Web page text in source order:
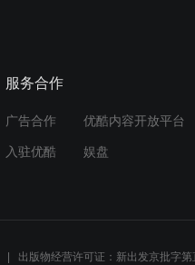
服务合作
广告合作 优酷内容开放平台
入驻优酷 娱盘
出版物经营许可证：新出发京批字